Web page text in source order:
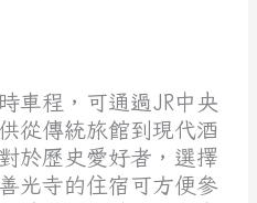
車程，可通過JR中央
從傳統旅館到現代酒
於歷史愛好者，選擇
光寺的住宿可方便參